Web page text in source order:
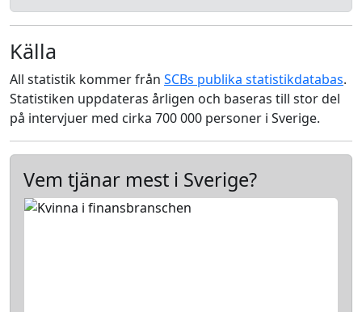
Källa
All statistik kommer från SCBs publika statistikdatabas.
Statistiken uppdateras årligen och baseras till stor del
på intervjuer med cirka 700 000 personer i Sverige.
Vem tjänar mest i Sverige?